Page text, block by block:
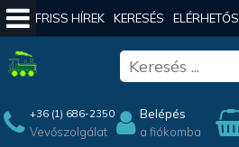
FRISS HÍREK KERESÉS
+36 (1) 686-2350
Vevőszolgálat
Belépés
a fiókomba